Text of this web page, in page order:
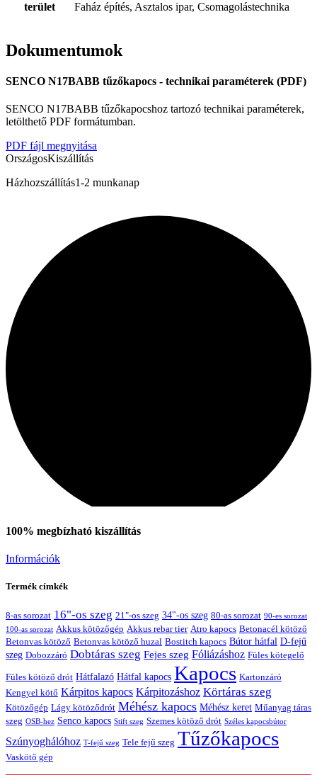
terület Faház építés, Asztalos ipar, Csomagolástechnika
Dokumentumok
SENCO N17BABB tűzőkapocs - technikai paraméterek (PDF)
SENCO N17BABB tűzőkapocshoz tartozó technikai paraméterek,
letölthető PDF formátumban.
PDF fájl megnyitása
OrszágosKiszállítás
Házhozszállítás1-2 munkanap
100% megbízható kiszállítás
Információk
Termék címkék
8-as sorozat 16"-os szeg 21"-os szeg 34"-os szeg 80-as sorozat 90-es sorozat
100-as sorozat Akkus kötözőgép Akkus rebar tier Atro kapocs Betonacél kötöző
Betonvas kötöző Betonvas kötöző huzal Bostitch kapocs Bútor hátfal D-fejű
szeg Dobozzáró Dobtáras szeg Fejes szeg Fóliázáshoz Füles kötegelő
Füles kötöző drót Hátfalazó Hátfal kapocs Kapocs Kartonzáró
Kengyel kötő Kárpitos kapocs Kárpitozáshoz Körtáras szeg
Kötözőgép Lágy kötöződrót Méhész kapocs Méhész keret Műanyag táras
szeg OSB-hez Senco kapocs Stift szeg Szemes kötöző drót Széles kapocsbútor
Szúnyoghálóhoz T-fejű szeg Tele fejű szeg Tűzőkapocs
Vaskötő gép